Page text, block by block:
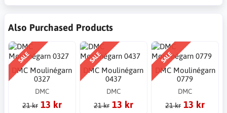
Also Purchased Products
SALE
DMC Moulinégarn
0327
DMC
21 kr 13 kr
SALE
DMC Moulinégarn
0437
DMC
21 kr 13 kr
SALE
DMC Moulinégarn
0779
DMC
21 kr 13 kr